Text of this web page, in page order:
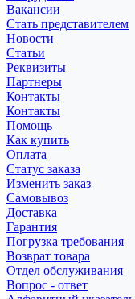
Вакансии
Стать представителем
Новости
Статьи
Реквизиты
Партнеры
Контакты
Контакты
Помощь
Как купить
Оплата
Статус заказа
Изменить заказ
Самовывоз
Доставка
Гарантия
Погрузка требования
Возврат товара
Отдел обслуживания
Вопрос - ответ